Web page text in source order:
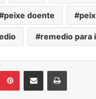
peixe doente
remedio para
PinterestCompartilhar via e-mail Imprimir